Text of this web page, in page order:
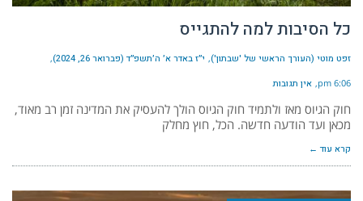
כל הסיבות למה להתגייס
זפט מוטי (העורך הראשי של 'שבתון') י״ז באדר א׳ ה׳תשפ״ד (פברואר 26, 2024)
6:06 pm אין תגובות
חוק הגיוס מאז ולתמיד חוק הגיוס הולך להעסיק את המדינה זמן רב מאוד,
מכאן ועד הודעה חדשה. הכל, חוץ מחלק
קרא עוד ←